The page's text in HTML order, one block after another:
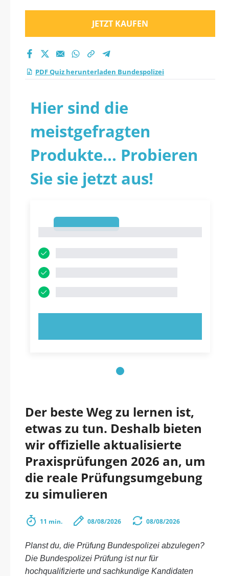
JETZT KAUFEN
PDF Quiz herunterladen Bundespolizei
Hier sind die
meistgefragten
Produkte... Probieren
Sie sie jetzt aus!
Der beste Weg zu lernen ist,
etwas zu tun. Deshalb bieten
wir offizielle aktualisierte
Praxisprüfungen 2026 an, um
die reale Prüfungsumgebung
zu simulieren
11 min. 08/08/2026 08/08/2026
Planst du, die Prüfung Bundespolizei abzulegen?
Die Bundespolizei Prüfung ist nur für
hochqualifizierte und sachkundige Kandidaten